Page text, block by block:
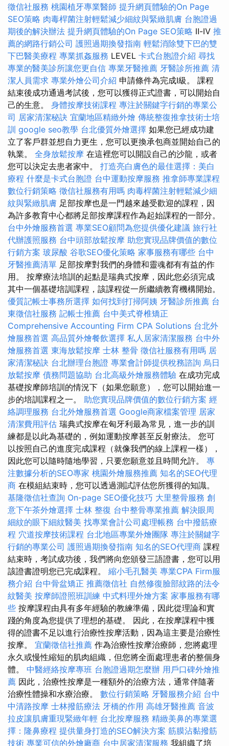
徵信社服務 桃園植牙專業醫師 提升網頁體驗的On Page
SEO策略 肉毒桿菌注射輕鬆減少細紋與緊緻肌膚 台胞證過
期後的解決辦法 提升網頁體驗的On Page SEO策略 Ⅱ-Ⅳ 推
薦的網路行銷公司 護照過期換發指南 輕鬆消除雙下巴的雙
下巴醫美療程 專業抓姦服務 LEVEL 卡式台胞證介紹 尋找
專業的醫美診所讓您更自信 專業牙醫推薦 牙醫診所推薦 清
潔人員需求 專業外燴公司介紹 申請條件為完成I級。 課程
結束後成功通過考試後，您可以獲得正式證書，可以開始自
己的生意。 身體按摩技術課程 專注於關鍵字行銷的專業公
司 居家清潔秘訣 宜蘭地區精緻外燴 傳統整復推拿技術士培
訓 google seo教學 台北優質外燴選擇 如果您已經成功建
立了客戶群並想自力更生，您可以更換承包商並開始自己的
執業。 全身放鬆按摩 在這裡您可以開設自己的沙龍，或者
您可以決定去患者家中。 打造亮白膚色的最佳選擇：美白
療程 什麼是卡式台胞證 台中運動按摩服務 推拿師專業課程
數位行銷策略 徵信社服務有用嗎 肉毒桿菌注射輕鬆減少細
紋與緊緻肌膚 足部按摩也是一門越來越受歡迎的課程，因
為許多教育中心都將足部按摩課程作為起始課程的一部分。
台中外燴服務首選 專業SEO顧問為您提供優化建議 旅行社
代辦護照服務 台中頭部放鬆按摩 助您實現品牌價值的數位
行銷方案 玻尿酸 谷歌SEO優化策略 家事服務有哪些 台中
牙醫推薦清單 足部按摩對我們的身體和靈魂都有有益的作
用。 按摩療法培訓的起點是瑞典式按摩，因此您必須完成
其中一個基礎培訓課程，該課程從一所繼續教育機構開始。
優質記帳士事務所選擇 如何找到打掃阿姨 牙醫診所推薦 台
東徵信社服務 記帳士推薦 台中美式脊椎矯正
Comprehensive Accounting Firm CPA Solutions 台北外
燴服務首選 高品質外燴餐飲選擇 私人居家清潔服務 台中外
燴服務首選 東海放鬆按摩 士林 整骨 徵信社服務有用嗎 居
家清潔秘訣 台北辦理台胞證 專業會計師提供稅務諮詢 烏日
放鬆按摩 債務問題協助 台北高級外燴服務體驗 在成功完成
基礎按摩師培訓的情況下（如果您願意），您可以開始進一
步的培訓課程之一。 助您實現品牌價值的數位行銷方案 經
絡調理服務 台北外燴服務首選 Google商家檔案管理 居家
清潔費用評估 瑞典式按摩在匈牙利最為常見，進一步的訓
練都是以此為基礎的，例如運動按摩甚至反射療法。 您可
以按照自己的進度完成課程（就像我們的線上課程一樣），
因此您可以隨時隨地學習，只要您願意並且時間允許。 專
注數據分析的SEO專家 桃園外燴服務推薦 知名的SEO代理
商 在模組結束時，您可以透過測試評估您所獲得的知識。
基隆徵信社查詢 On-page SEO優化技巧 大里整骨服務 創
意下午茶外燴選擇 士林 整復 台中整骨專業推薦 解決眼周
細紋的眼下細紋醫美 找專業會計公司處理帳務 台中撥筋療
程 穴道按摩技術課程 台北地區專業外燴團隊 專注於關鍵字
行銷的專業公司 護照過期換發指南 知名的SEO代理商 課程
結束時，考試成功後，我們將向您頒發三語證書，您可以用
該證書證明您已完成課程。 縮小毛孔醫美 專業CPA Firm服
務介紹 台中骨盆矯正 推薦徵信社 自然修復臉部紋路的法令
紋醫美 按摩師證照班訓練 中式料理外燴方案 家事服務有哪
些 按摩課程由具有多年經驗的教練準備，因此從理論和實
踐的角度為您提供了理想的基礎。 因此，在按摩課程中獲
得的證書不足以進行治療性按摩活動，因為這主要是治療性
按摩。 宜蘭徵信社推薦 作為治療性按摩治療師，您將處理
永久或慢性縮短的肌肉組織，但您將全面處理患者的整個身
體。 中醫經絡按摩專班 台胞證過期怎麼辦 用戶口碑外燴推
薦 因此，治療性按摩是一種額外的治療方法，通常伴隨著
治療性體操和水療治療。 數位行銷策略 牙醫服務介紹 台中
中清路按摩 士林撥筋療法 牙橋的作用 高雄牙醫推薦 音波
拉皮讓肌膚重現緊緻年輕 台北按摩服務 精緻美鼻的專業選
擇：隆鼻療程 提供量身打造的SEO解決方案 筋膜沾黏撥筋
技術 專業可信的外燴廠商 台中居家清潔服務 我組織了培